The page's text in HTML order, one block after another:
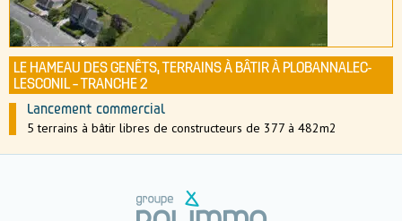
LE HAMEAU DES GENÊTS, TERRAINS À BÂTIR À PLOBANNALEC-
LESCONIL – TRANCHE 2
Lancement commercial
5 terrains à bâtir libres de constructeurs de 377 à 482m2